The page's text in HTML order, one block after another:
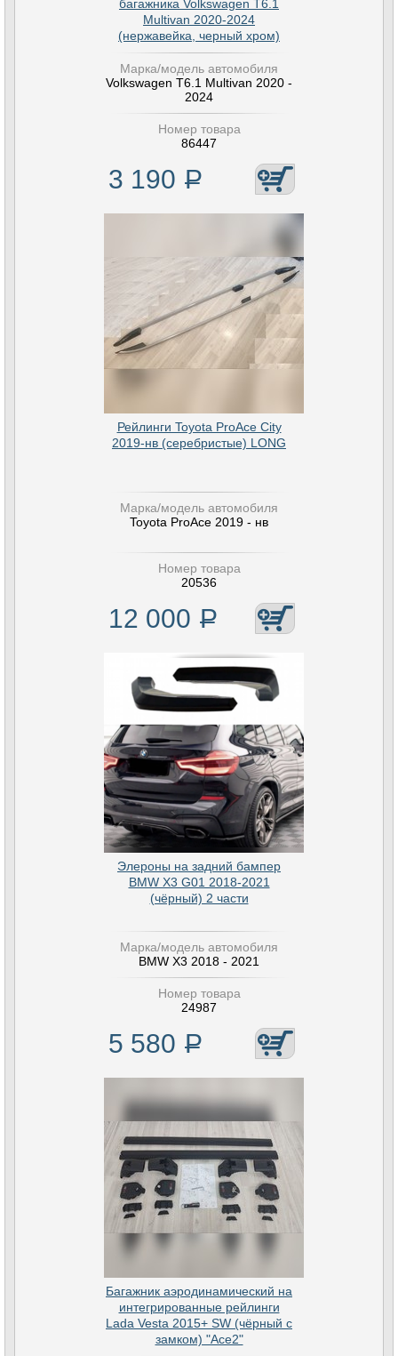
багажника Volkswagen T6.1
Multivan 2020-2024
(нержавейка, черный хром)
Марка/модель автомобиля
Volkswagen T6.1 Multivan 2020 -
2024
Номер товара
86447
3 190 Р
Рейлинги Toyota ProAce City
2019-нв (серебристые) LONG
Марка/модель автомобиля
Toyota ProAce 2019 - нв
Номер товара
20536
12 000 Р
Элероны на задний бампер
BMW X3 G01 2018-2021
(чёрный) 2 части
Марка/модель автомобиля
BMW X3 2018 - 2021
Номер товара
24987
5 580 Р
Багажник аэродинамический на
интегрированные рейлинги
Lada Vesta 2015+ SW (чёрный с
замком) "Ace2"